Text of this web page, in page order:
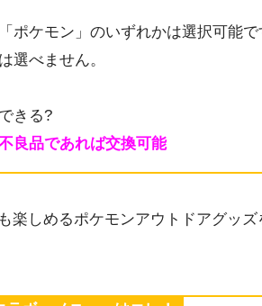
ポケモン」のいずれかは選択可能で
選べません。
きる?
良品であれば交換可能
楽しめるポケモンアウトドアグッ